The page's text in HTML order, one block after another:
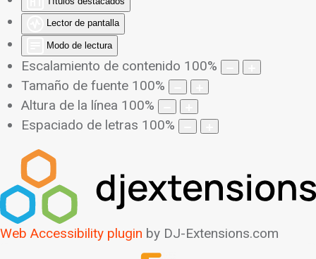
Lector de pantalla
Modo de lectura
Escalamiento de contenido 100%
Tamaño de fuente 100%
Altura de la línea 100%
Espaciado de letras 100%
Web Accessibility plugin by DJ-Extensions.com